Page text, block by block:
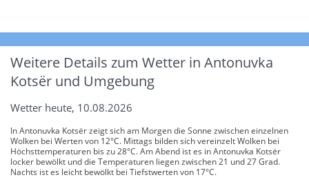
Weitere Details zum Wetter in Antonuvka
Kotsër und Umgebung
Wetter heute, 10.08.2026
In Antonuvka Kotsër zeigt sich am Morgen die Sonne zwischen einzelnen
Wolken bei Werten von 12°C. Mittags bilden sich vereinzelt Wolken bei
Höchsttemperaturen bis zu 28°C. Am Abend ist es in Antonuvka Kotsër
locker bewölkt und die Temperaturen liegen zwischen 21 und 27 Grad.
Nachts ist es leicht bewölkt bei Tiefstwerten von 17°C.